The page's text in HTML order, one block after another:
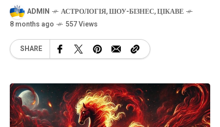
ADMIN АСТРОЛОГІЯ,ШОУ-БІЗНЕС,ЦІКАВЕ
8 months ago
557 Views
SHARE